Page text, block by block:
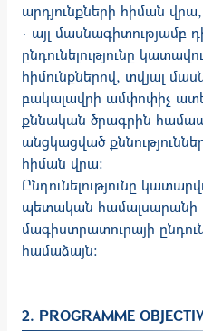
արդյունքների հիման վրա,
· այլ մասնագիտությամբ
ընդունելությունը
հիմունքներով, տվյալ
բակալավրի ամփոփիչ
քննական ծրագրին
անցկացված
հիման վրա։
Ընդունելությունը
պետական համալսարանի
մագիստրատուրայի
համաձայն։
2. PROGRAMME